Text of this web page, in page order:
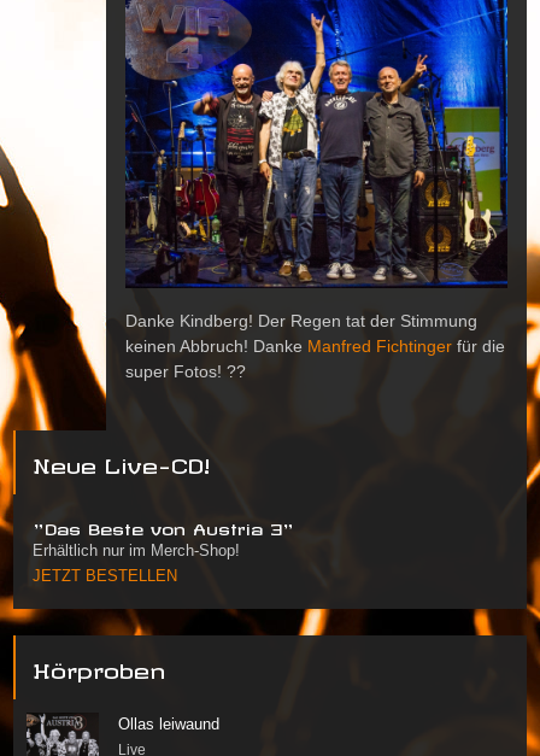
Danke Kindberg! Der Regen tat der Stimmung
keinen Abbruch! Danke Manfred Fichtinger für die
super Fotos! ??
Neue Live-CD!
"Das Beste von Austria 3"
Erhältlich nur im Merch-Shop!
JETZT BESTELLEN
Hörproben
Ollas leiwaund
Live